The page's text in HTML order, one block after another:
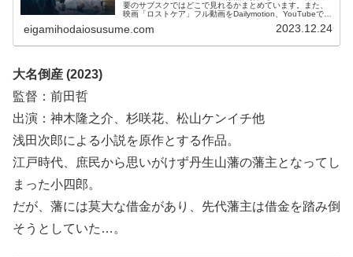
要のサブスクではどこで見れるかまとめています。また、
映画「ロストケア」フル動画をDailymotion、YouTubeで見
品情報・あらすじについてもお伝えしていますので、動画
立ててください。
eigamihodaiosusume.com 2023.12.24
大名倒産 (2023)
監督：前田哲
出演：神木隆之介、杉咲花、松山ケンイチ他
浅田次郎による小説を原作とする作品。
江戸時代、庶民から思いがけず丹生山藩の藩主となってし
まった小四郎。
だが、藩には莫大な借金があり、先代藩主は借金を踏み倒
そうとしていた…。